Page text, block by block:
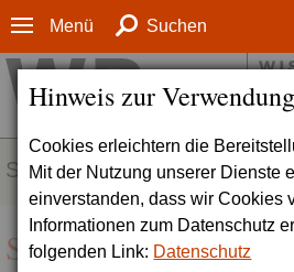
Hinweis zur
Cookies erleichtern die
Mit der Nutzung unserer Dienste
einverstanden, dass wir Cookies
Informationen zum Datenschutz
folgenden Link: Datenschutz
Menü Suchen
SERVICE
Seite empfehlen